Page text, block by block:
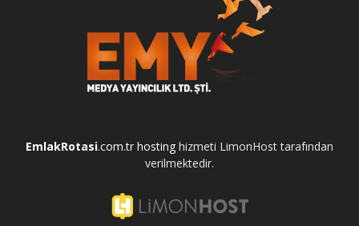
EmlakRotasi.com.tr hosting hizmeti LimonHost tarafından
verilmektedir.